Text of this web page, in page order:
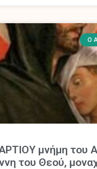
Ο
μνήμη του
του Θεού,